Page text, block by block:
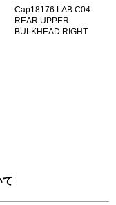
Cap18176 LAB C04
REAR UPPER
BULKHEAD RIGHT
て